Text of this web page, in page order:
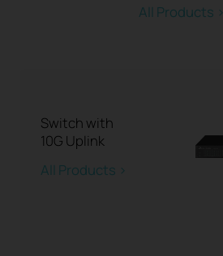
All Products >
Switch with
10G Uplink
All Products >